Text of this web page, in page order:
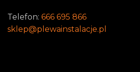
Telefon: 666 695 866
sklep@plewainstalacje.pl